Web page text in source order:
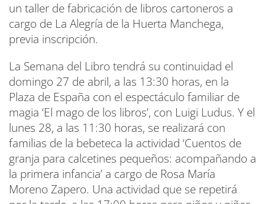
un taller de fabricación de libros cartoneros a
cargo de La Alegría de la Huerta Manchega,
previa inscripción.
La Semana del Libro tendrá su continuidad el
domingo 27 de abril, a las 13:30 horas, en la
Plaza de España con el espectáculo familiar de
magia ‘El mago de los libros’, con Luigi Ludus. Y el
lunes 28, a las 11:30 horas, se realizará con
familias de la bebeteca la actividad ‘Cuentos de
granja para calcetines pequeños: acompañando a
la primera infancia’ a cargo de Rosa María
Moreno Zapero. Una actividad que se repetirá